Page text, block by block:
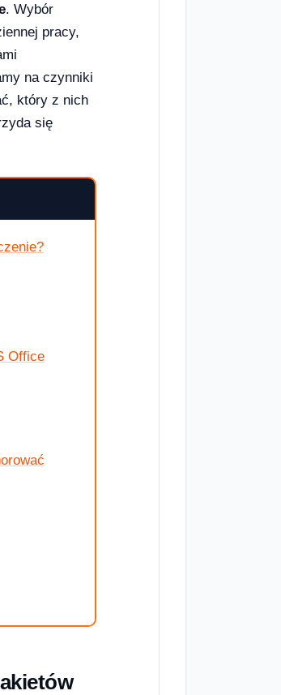
. Wybór
pracy,
na czynniki
który z nich
się
Office